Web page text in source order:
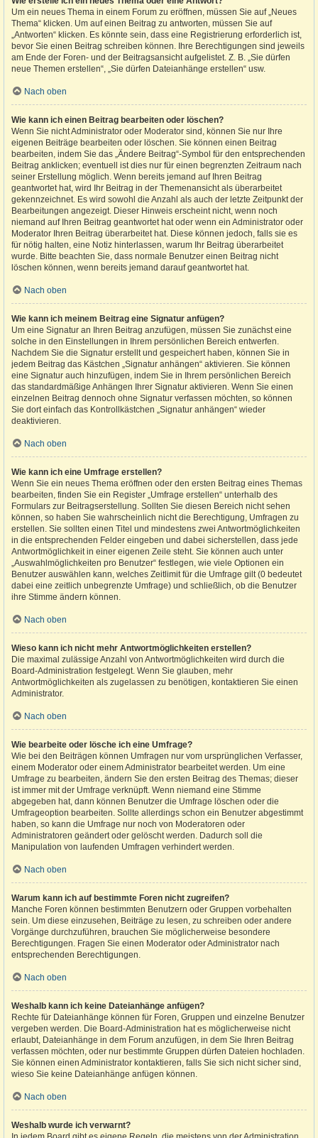
Um ein neues Thema in einem Forum zu eröffnen, müssen Sie auf „Neues
Thema“ klicken. Um auf einen Beitrag zu antworten, müssen Sie auf
„Antworten“ klicken. Es könnte sein, dass eine Registrierung erforderlich ist,
bevor Sie einen Beitrag schreiben können. Ihre Berechtigungen sind jeweils
am Ende der Foren- und der Beitragsansicht aufgelistet. Z. B. „Sie dürfen
neue Themen erstellen“, „Sie dürfen Dateianhänge erstellen“ usw.
Nach oben
Wie kann ich einen Beitrag bearbeiten oder löschen?
Wenn Sie nicht Administrator oder Moderator sind, können Sie nur Ihre
eigenen Beiträge bearbeiten oder löschen. Sie können einen Beitrag
bearbeiten, indem Sie das „Ändere Beitrag“-Symbol für den entsprechenden
Beitrag anklicken; eventuell ist dies nur für einen begrenzten Zeitraum nach
seiner Erstellung möglich. Wenn bereits jemand auf Ihren Beitrag
geantwortet hat, wird Ihr Beitrag in der Themenansicht als überarbeitet
gekennzeichnet. Es wird sowohl die Anzahl als auch der letzte Zeitpunkt der
Bearbeitungen angezeigt. Dieser Hinweis erscheint nicht, wenn noch
niemand auf Ihren Beitrag geantwortet hat oder wenn ein Administrator oder
Moderator Ihren Beitrag überarbeitet hat. Diese können jedoch, falls sie es
für nötig halten, eine Notiz hinterlassen, warum Ihr Beitrag überarbeitet
wurde. Bitte beachten Sie, dass normale Benutzer einen Beitrag nicht
löschen können, wenn bereits jemand darauf geantwortet hat.
Nach oben
Wie kann ich meinem Beitrag eine Signatur anfügen?
Um eine Signatur an Ihren Beitrag anzufügen, müssen Sie zunächst eine
solche in den Einstellungen in Ihrem persönlichen Bereich entwerfen.
Nachdem Sie die Signatur erstellt und gespeichert haben, können Sie in
jedem Beitrag das Kästchen „Signatur anhängen“ aktivieren. Sie können
eine Signatur auch hinzufügen, indem Sie in Ihrem persönlichen Bereich
das standardmäßige Anhängen Ihrer Signatur aktivieren. Wenn Sie einen
einzelnen Beitrag dennoch ohne Signatur verfassen möchten, so können
Sie dort einfach das Kontrollkästchen „Signatur anhängen“ wieder
deaktivieren.
Nach oben
Wie kann ich eine Umfrage erstellen?
Wenn Sie ein neues Thema eröffnen oder den ersten Beitrag eines Themas
bearbeiten, finden Sie ein Register „Umfrage erstellen“ unterhalb des
Formulars zur Beitragserstellung. Sollten Sie diesen Bereich nicht sehen
können, so haben Sie wahrscheinlich nicht die Berechtigung, Umfragen zu
erstellen. Sie sollten einen Titel und mindestens zwei Antwortmöglichkeiten
in die entsprechenden Felder eingeben und dabei sicherstellen, dass jede
Antwortmöglichkeit in einer eigenen Zeile steht. Sie können auch unter
„Auswahlmöglichkeiten pro Benutzer“ festlegen, wie viele Optionen ein
Benutzer auswählen kann, welches Zeitlimit für die Umfrage gilt (0 bedeutet
dabei eine zeitlich unbegrenzte Umfrage) und schließlich, ob die Benutzer
ihre Stimme ändern können.
Nach oben
Wieso kann ich nicht mehr Antwortmöglichkeiten erstellen?
Die maximal zulässige Anzahl von Antwortmöglichkeiten wird durch die
Board-Administration festgelegt. Wenn Sie glauben, mehr
Antwortmöglichkeiten als zugelassen zu benötigen, kontaktieren Sie einen
Administrator.
Nach oben
Wie bearbeite oder lösche ich eine Umfrage?
Wie bei den Beiträgen können Umfragen nur vom ursprünglichen Verfasser,
einem Moderator oder einem Administrator bearbeitet werden. Um eine
Umfrage zu bearbeiten, ändern Sie den ersten Beitrag des Themas; dieser
ist immer mit der Umfrage verknüpft. Wenn niemand eine Stimme
abgegeben hat, dann können Benutzer die Umfrage löschen oder die
Umfrageoption bearbeiten. Sollte allerdings schon ein Benutzer abgestimmt
haben, so kann die Umfrage nur noch von Moderatoren oder
Administratoren geändert oder gelöscht werden. Dadurch soll die
Manipulation von laufenden Umfragen verhindert werden.
Nach oben
Warum kann ich auf bestimmte Foren nicht zugreifen?
Manche Foren können bestimmten Benutzern oder Gruppen vorbehalten
sein. Um diese einzusehen, Beiträge zu lesen, zu schreiben oder andere
Vorgänge durchzuführen, brauchen Sie möglicherweise besondere
Berechtigungen. Fragen Sie einen Moderator oder Administrator nach
entsprechenden Berechtigungen.
Nach oben
Weshalb kann ich keine Dateianhänge anfügen?
Rechte für Dateianhänge können für Foren, Gruppen und einzelne Benutzer
vergeben werden. Die Board-Administration hat es möglicherweise nicht
erlaubt, Dateianhänge in dem Forum anzufügen, in dem Sie Ihren Beitrag
verfassen möchten, oder nur bestimmte Gruppen dürfen Dateien hochladen.
Sie können einen Administrator kontaktieren, falls Sie sich nicht sicher sind,
wieso Sie keine Dateianhänge anfügen können.
Nach oben
Weshalb wurde ich verwarnt?